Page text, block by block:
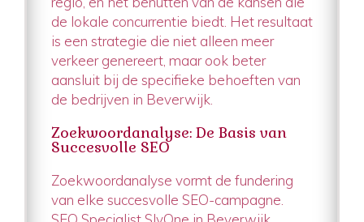
de lokale concurrentie biedt. Het resultaat
is een strategie die niet alleen meer
verkeer genereert, maar ook beter
aansluit bij de specifieke behoeften van
de bedrijven in Beverwijk.
Zoekwoordanalyse: De Basis van
Succesvolle SEO
Zoekwoordanalyse vormt de fundering
van elke succesvolle SEO-campagne.